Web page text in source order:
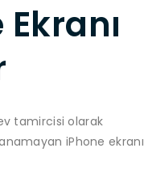
tamircisi olarak
iPhone ekranı